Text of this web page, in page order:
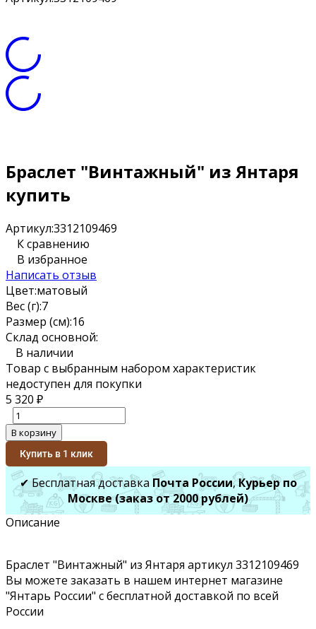
Браслет "Винтажный" из Янтаря
купить
Артикул:3312109469
К сравнению
В избранное
Написать отзыв
Цвет:матовый
Вес (г):7
Размер (см):16
Склад основной:
В наличии
Товар с выбранным набором характеристик
недоступен для покупки
5 320 ₽
В корзину
Купить в 1 клик
✔ Бесплатная доставка Почта России,Курьер по
Москве (заказ от 2000 рублей)
Описание
Браслет "Винтажный" из Янтаря артикул 3312109469
Вы можете заказать в нашем интернет магазине
"Янтарь России" с бесплатной доставкой по всей
России